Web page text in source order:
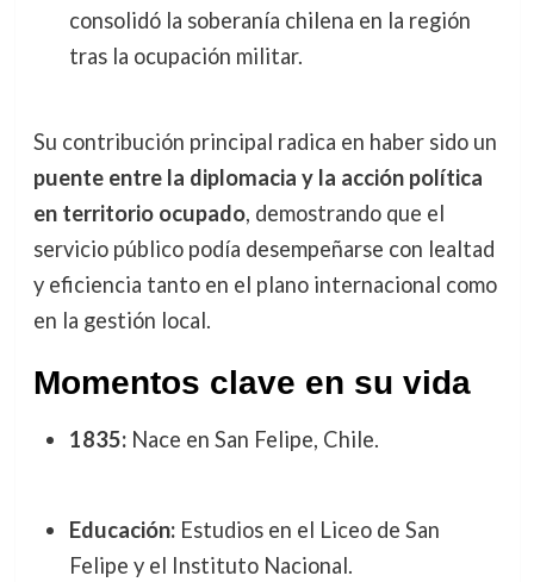
consolidó la soberanía chilena en la región
tras la ocupación militar.
Su contribución principal radica en haber sido un
puente entre la diplomacia y la acción política
en territorio ocupado, demostrando que el
servicio público podía desempeñarse con lealtad
y eficiencia tanto en el plano internacional como
en la gestión local.
Momentos clave en su vida
1835:Nace en San Felipe, Chile.
Educación:Estudios en el Liceo de San
Felipe y el Instituto Nacional.